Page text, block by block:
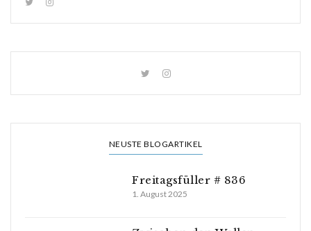
NEUSTE BLOGARTIKEL
Freitagsfüller # 836
1. August 2025